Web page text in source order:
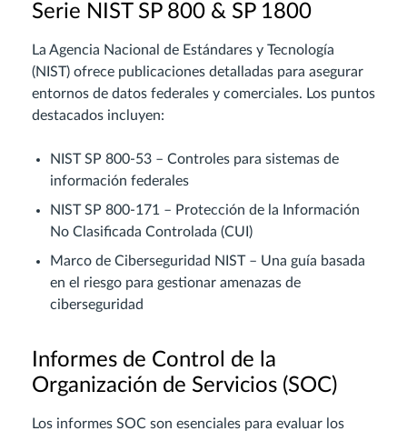
Serie NIST SP 800 & SP 1800
La Agencia Nacional de Estándares y Tecnología
(NIST) ofrece publicaciones detalladas para asegurar
entornos de datos federales y comerciales. Los puntos
destacados incluyen:
NIST SP 800-53 – Controles para sistemas de
información federales
NIST SP 800-171 – Protección de la Información
No Clasificada Controlada (CUI)
Marco de Ciberseguridad NIST – Una guía basada
en el riesgo para gestionar amenazas de
ciberseguridad
Informes de Control de la
Organización de Servicios (SOC)
Los informes SOC son esenciales para evaluar los